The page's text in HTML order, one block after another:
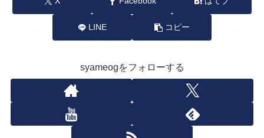
LINE コピー
syameogをフォローする